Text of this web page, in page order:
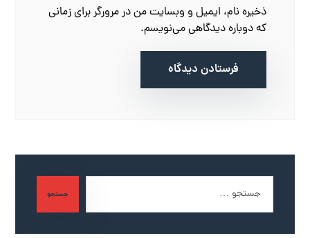
ذخیره نام، ایمیل و وبسایت من در مرورگر برای زمانی
که دوباره دیدگاهی می‌نویسم.
فرستادن دیدگاه
جستجو